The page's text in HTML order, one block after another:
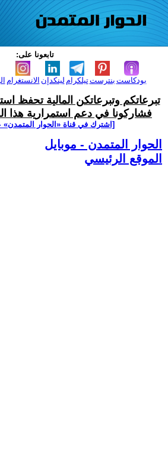
تابعونا على:
الانستغرام لينكدإن تيلكرامبنترست بودكاست
تبرعاتكم وتبرعاتكن المالية تحفظ
فشاركونا في دعم استمرارية هذا
[اشترك في قناة ‫«الحوار المتمدن»
الحوار المتمدن - موبايل
الموقع الرئيسي